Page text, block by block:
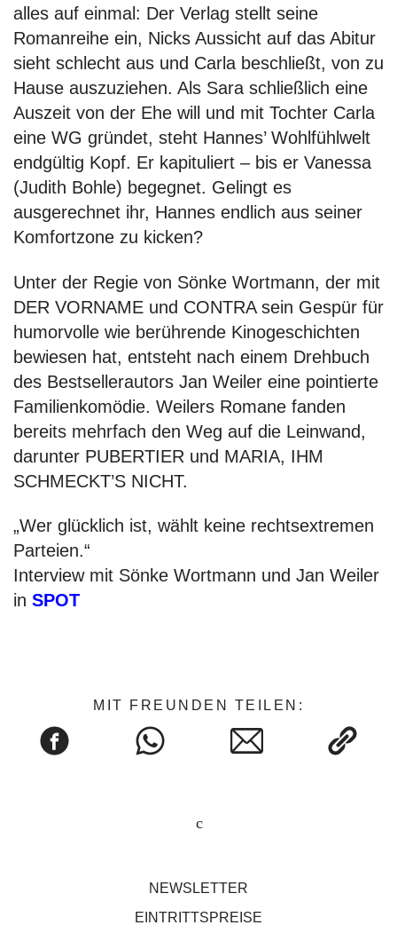
alles auf einmal: Der Verlag stellt seine
Romanreihe ein, Nicks Aussicht auf das Abitur
sieht schlecht aus und Carla beschließt, von zu
Hause auszuziehen. Als Sara schließlich eine
Auszeit von der Ehe will und mit Tochter Carla
eine WG gründet, steht Hannes’ Wohlfühlwelt
endgültig Kopf. Er kapituliert – bis er Vanessa
(Judith Bohle) begegnet. Gelingt es
ausgerechnet ihr, Hannes endlich aus seiner
Komfortzone zu kicken?
Unter der Regie von Sönke Wortmann, der mit
DER VORNAME und CONTRA sein Gespür für
humorvolle wie berührende Kinogeschichten
bewiesen hat, entsteht nach einem Drehbuch
des Bestsellerautors Jan Weiler eine pointierte
Familienkomödie. Weilers Romane fanden
bereits mehrfach den Weg auf die Leinwand,
darunter PUBERTIER und MARIA, IHM
SCHMECKT’S NICHT.
„Wer glücklich ist, wählt keine rechtsextremen
Parteien.“
Interview mit Sönke Wortmann und Jan Weiler
in SPOT
MIT FREUNDEN TEILEN:
NEWSLETTER
EINTRITTSPREISE